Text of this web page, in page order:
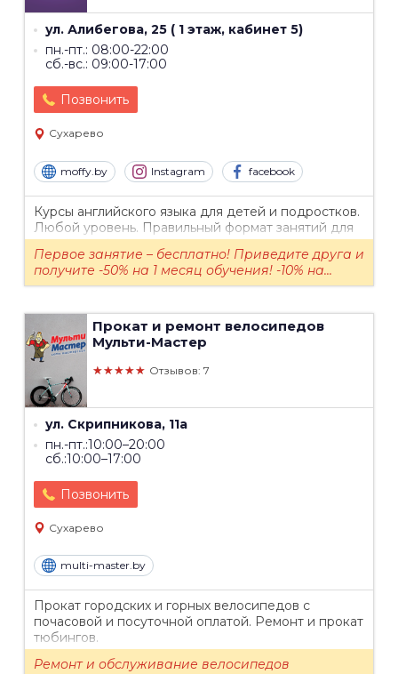
ул. Алибегова, 25 ( 1 этаж, кабинет 5)
пн.-пт.: 08:00-22:00
сб.-вс.: 09:00-17:00
Позвонить
Сухарево
moffy.by Instagram facebook
Курсы английского языка для детей и подростков.
Любой уровень. Правильный формат занятий для
детей, комфортная атмосфера, развитие
коммуникационных навыков. Подготовка к...
Первое занятие – бесплатно! Приведите друга и
получите -50% на 1 месяц обучения! -10% на...
Прокат и ремонт велосипедов
Мульти-Мастер
★★★★★ Отзывов: 7
ул. Скрипникова, 11а
пн.-пт.:10:00–20:00
сб.:10:00–17:00
Позвонить
Сухарево
multi-master.by
Прокат городских и горных велосипедов с
почасовой и посуточной оплатой. Ремонт и прокат
тюбингов.
Ремонт и обслуживание велосипедов